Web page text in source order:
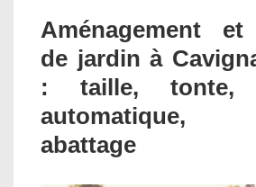
Aménagement et
de jardin à
: taille, tonte,
automatique,
abattage